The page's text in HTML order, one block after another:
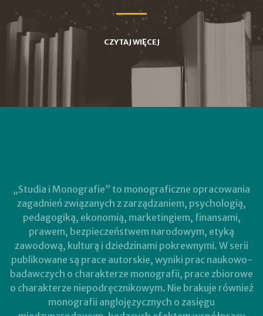
CZYTAJ WIĘCEJ
„Studia i Monografie” to monograficzne opracowania
zagadnień związanych z zarządzaniem, psychologią,
pedagogiką, ekonomią, marketingiem, finansami,
prawem, bezpieczeństwem narodowym, etyką
zawodową, kulturą i dziedzinami pokrewnymi. W serii
publikowane są prace autorskie, wyniki prac naukowo-
badawczych o charakterze monografii, prace zbiorowe
o charakterze niepodręcznikowym. Nie brakuje również
monografii anglojęzycznych o zasięgu